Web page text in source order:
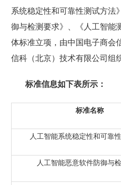
系统稳定性和可靠性测试方法
御与检测要求》、《人工智能
体标准立项，由中国电子商会
信科（北京）技术有限公司组
标准信息如下表所示：
标准名称
人工智能系统稳定性和可靠
人工智能恶意软件防御与